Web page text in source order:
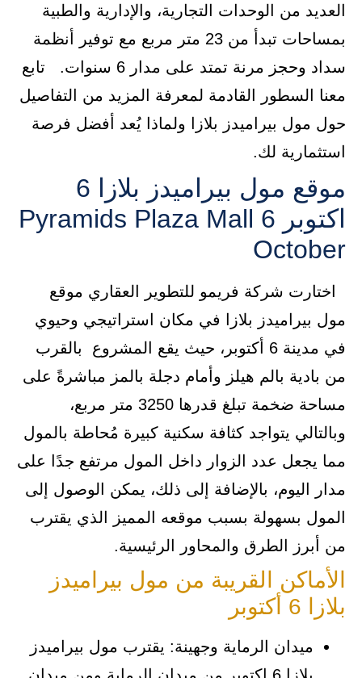
العديد من الوحدات التجارية، والإدارية والطبية
بمساحات تبدأ من 23 متر مربع مع توفير أنظمة
سداد وحجز مرنة تمتد على مدار 6 سنوات. تابع
معنا السطور القادمة لمعرفة المزيد من التفاصيل
حول مول بيراميدز بلازا ولماذا يُعد أفضل فرصة
استثمارية لك.
موقع مول بيراميدز بلازا 6
اكتوبر Pyramids Plaza Mall 6
October
اختارت شركة فريمو للتطوير العقاري موقع
مول بيراميدز بلازا في مكان استراتيجي وحيوي
في مدينة 6 أكتوبر، حيث يقع المشروع بالقرب
من بادية بالم هيلز وأمام دجلة بالمز مباشرةً على
مساحة ضخمة تبلغ قدرها 3250 متر مربع،
وبالتالي يتواجد كثافة سكنية كبيرة مُحاطة بالمول
مما يجعل عدد الزوار داخل المول مرتفع جدًا على
مدار اليوم، بالإضافة إلى ذلك، يمكن الوصول إلى
المول بسهولة بسبب موقعه المميز الذي يقترب
من أبرز الطرق والمحاور الرئيسية.
الأماكن القريبة من مول بيراميدز
بلازا 6 أكتوبر
ميدان الرماية وجهينة: يقترب مول بيراميدز